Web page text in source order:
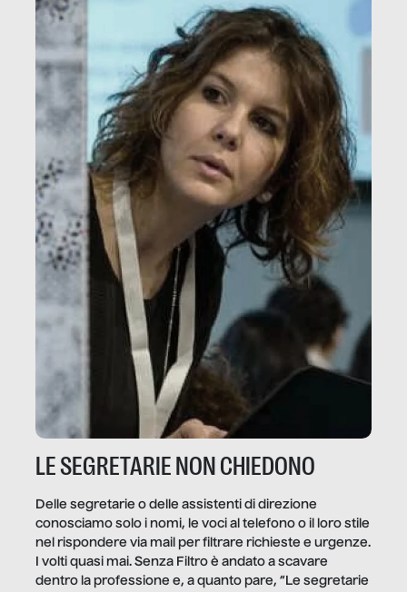
LE SEGRETARIE NON CHIEDONO
Delle segretarie o delle assistenti di direzione
conosciamo solo i nomi, le voci al telefono o il loro stile
nel rispondere via mail per filtrare richieste e urgenze.
I volti quasi mai. Senza Filtro è andato a scavare
dentro la professione e, a quanto pare, “Le segretarie